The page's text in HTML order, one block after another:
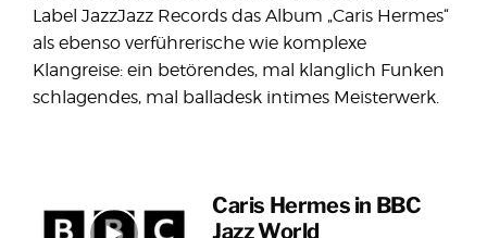
Label JazzJazz Records das Album „Caris Hermes“
als ebenso verführerische wie komplexe
Klangreise: ein betörendes, mal klanglich Funken
schlagendes, mal balladesk intimes Meisterwerk.
Caris Hermes in BBC
Jazz World